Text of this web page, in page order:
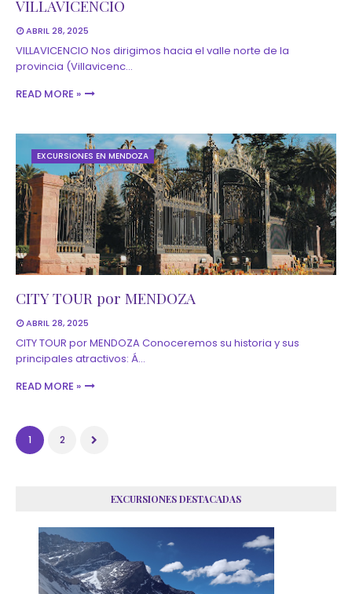
VILLAVICENCIO
ABRIL 28, 2025
VILLAVICENCIO Nos dirigimos hacia el valle norte de la
provincia (Villavicenc…
READ MORE »
EXCURSIONES EN MENDOZA
CITY TOUR por MENDOZA
ABRIL 28, 2025
CITY TOUR por MENDOZA Conoceremos su historia y sus
principales atractivos: Á…
READ MORE »
1 2
EXCURSIONES DESTACADAS